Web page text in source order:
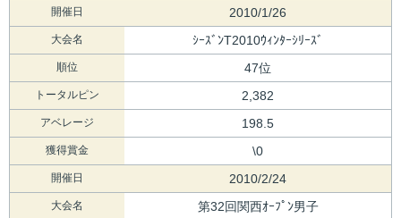
開催日 2010/1/26
大会名 ｼｰｽﾞﾝT2010ｳｨﾝﾀｰｼﾘｰｽﾞ
順位 47位
トータルピン 2,382
アベレージ 198.5
獲得賞金 \0
開催日 2010/2/24
大会名 第32回関西ｵｰﾌﾟﾝ男子